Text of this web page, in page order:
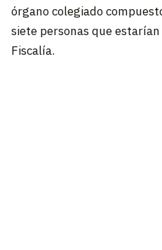
órgano colegiado
siete personas que
Fiscalía.